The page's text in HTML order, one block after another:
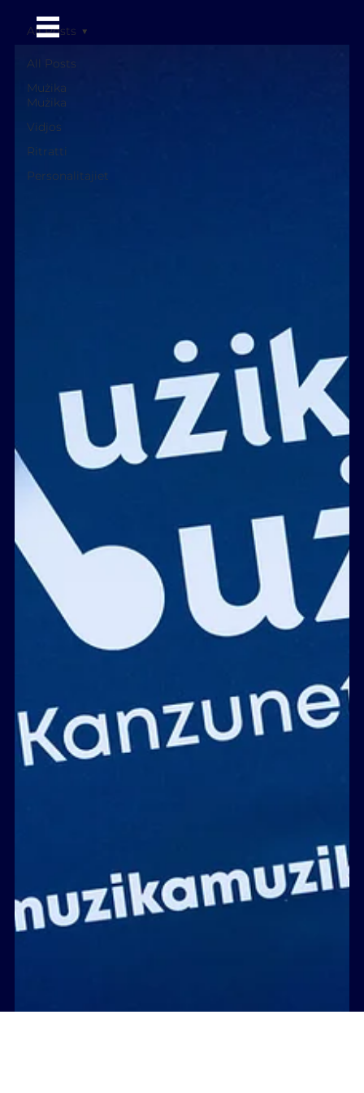
All Posts
Mużika
Mużika
Vidjos
Ritratti
Personalitajiet
All Posts